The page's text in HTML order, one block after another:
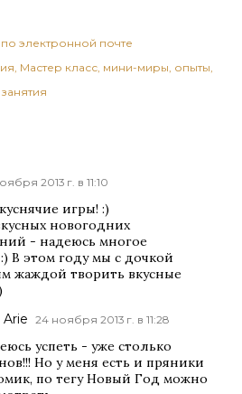
электронной почте
Мастер класс мини-миры опыты
2013 г. в 11:10
игры! :)
новогодних
- надеюсь многое
В этом году мы с дочкой
жаждой творить вкусные
Arie 24 ноября 2013 г. в 11:28
успеть - уже столько
Но у меня есть и пряники
по тегу Новый Год можно